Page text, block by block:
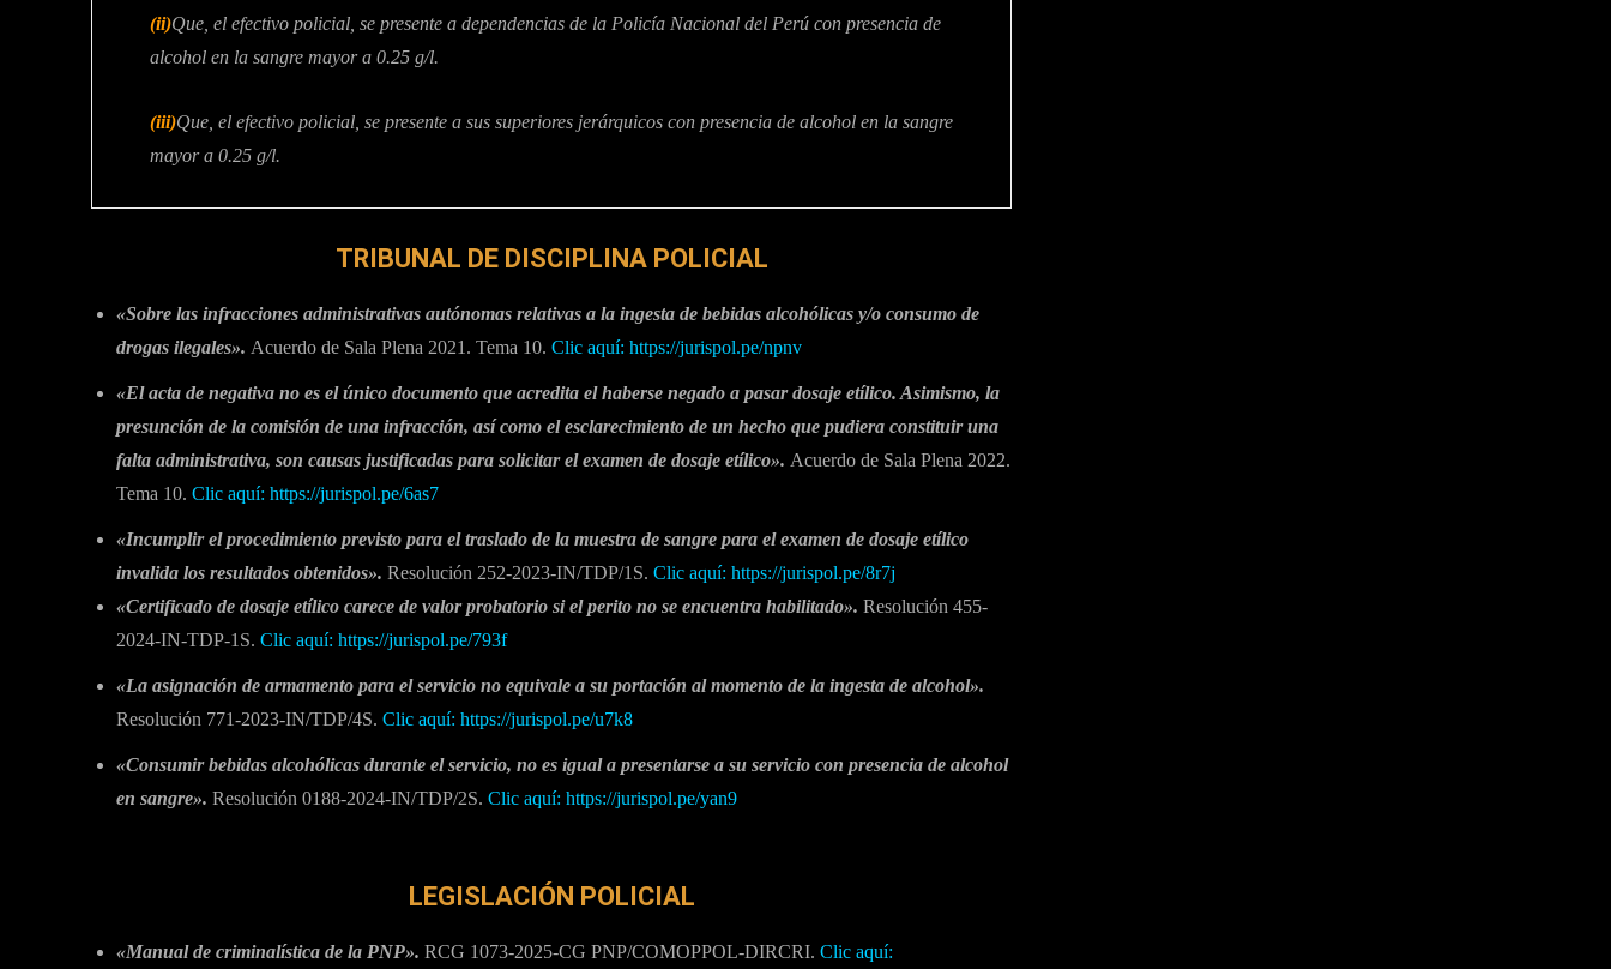
(ii)Que, el efectivo policial, se presente a dependencias de la Policía Nacional del Perú con presencia de
alcohol en la sangre mayor a 0.25 g/l.
(iii)Que, el efectivo policial, se presente a sus superiores jerárquicos con presencia de alcohol en la sangre
mayor a 0.25 g/l.
TRIBUNAL DE DISCIPLINA POLICIAL
«Sobre las infracciones administrativas autónomas relativas a la ingesta de bebidas alcohólicas y/o consumo de
drogas ilegales». Acuerdo de Sala Plena 2021. Tema 10. Clic aquí: https://jurispol.pe/npnv
«El acta de negativa no es el único documento que acredita el haberse negado a pasar dosaje etílico. Asimismo, la
presunción de la comisión de una infracción, así como el esclarecimiento de un hecho que pudiera constituir una
falta administrativa, son causas justificadas para solicitar el examen de dosaje etílico». Acuerdo de Sala Plena 2022.
Tema 10. Clic aquí: https://jurispol.pe/6as7
«Incumplir el procedimiento previsto para el traslado de la muestra de sangre para el examen de dosaje etílico
invalida los resultados obtenidos». Resolución 252-2023-IN/TDP/1S. Clic aquí: https://jurispol.pe/8r7j
«Certificado de dosaje etílico carece de valor probatorio si el perito no se encuentra habilitado». Resolución 455-
2024-IN-TDP-1S. Clic aquí: https://jurispol.pe/793f
«La asignación de armamento para el servicio no equivale a su portación al momento de la ingesta de alcohol».
Resolución 771-2023-IN/TDP/4S. Clic aquí: https://jurispol.pe/u7k8
«Consumir bebidas alcohólicas durante el servicio, no es igual a presentarse a su servicio con presencia de alcohol
en sangre». Resolución 0188-2024-IN/TDP/2S. Clic aquí: https://jurispol.pe/yan9
LEGISLACIÓN POLICIAL
«Manual de criminalística de la PNP». RCG 1073-2025-CG PNP/COMOPPOL-DIRCRI. Clic aquí: